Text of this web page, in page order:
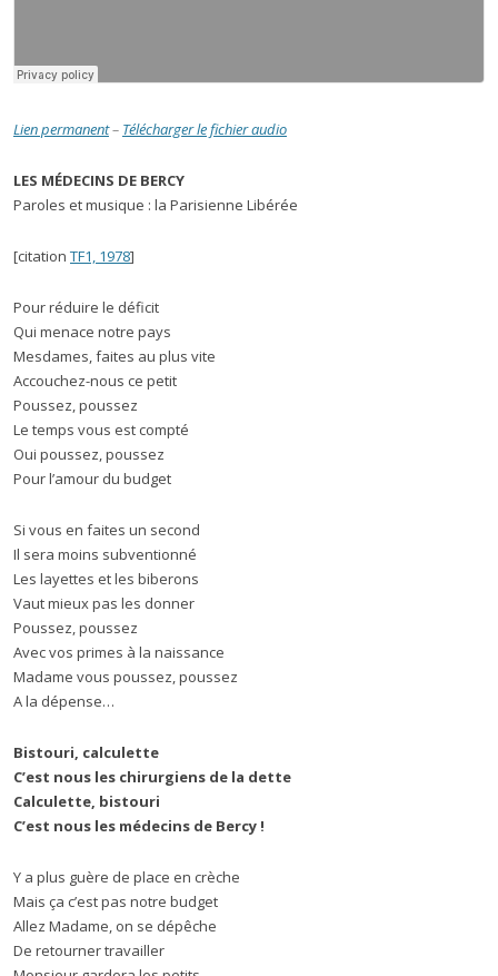
Lien permanent– Télécharger le fichier audio
LES MÉDECINS DE BERCY
Paroles et musique : la Parisienne Libérée
[citation TF1, 1978]
Pour réduire le déficit
Qui menace notre pays
Mesdames, faites au plus vite
Accouchez-nous ce petit
Poussez, poussez
Le temps vous est compté
Oui poussez, poussez
Pour l’amour du budget
Si vous en faites un second
Il sera moins subventionné
Les layettes et les biberons
Vaut mieux pas les donner
Poussez, poussez
Avec vos primes à la naissance
Madame vous poussez, poussez
A la dépense…
Bistouri, calculette
C’est nous les chirurgiens de la dette
Calculette, bistouri
C’est nous les médecins de Bercy !
Y a plus guère de place en crèche
Mais ça c’est pas notre budget
Allez Madame, on se dépêche
De retourner travailler